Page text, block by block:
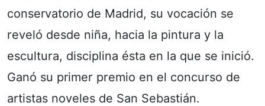
conservatorio de Madrid, su vocación se
reveló desde niña, hacia la pintura y la
escultura, disciplina ésta en la que se inició.
Ganó su primer premio en el concurso de
artistas noveles de San Sebastián.